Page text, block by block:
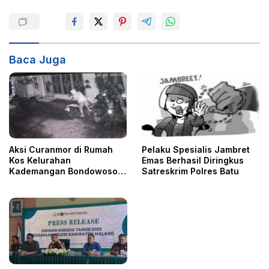
a
s
i
p
o
Baca Juga
Aksi Curanmor di Rumah
Kos Kelurahan
Kademangan Bondowoso
Pelaku Spesialis Jambret
Emas Berhasil Diringkus
Satreskrim Polres Batu